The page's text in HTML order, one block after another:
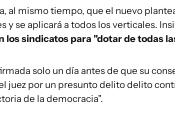
al mismo tiempo, que el nuevo
y se aplicará a todos los verticales.
los sindicatos para "dotar de todas
solo un día antes de que su
juez por un presunto delito delito
de la democracia".